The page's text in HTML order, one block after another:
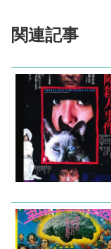
関連記事